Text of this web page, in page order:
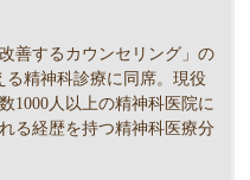
善するカウンセリング」の
る精神科診療に同席。現役
1000人以上の精神科医院に
る経歴を持つ精神科医療分